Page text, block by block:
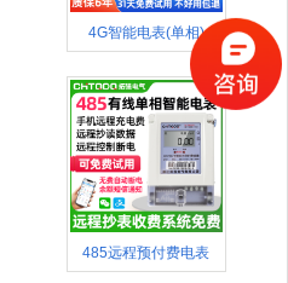
4G智能电表(单相)
485远程预付费电表